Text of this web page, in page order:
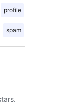
profile
spam